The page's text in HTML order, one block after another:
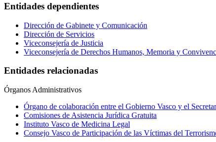
Entidades dependientes
Dirección de Gabinete y Comunicación
Dirección de Servicios
Viceconsejería de Justicia
Viceconsejería de Derechos Humanos, Memoria y
Entidades relacionadas
Órganos Administrativos
Órgano de colaboración entre el Gobierno Vasco y el
Comisiones de Asistencia Jurídica Gratuita
Instituto Vasco de Medicina Legal
Consejo Vasco de Participación de las Víctimas del